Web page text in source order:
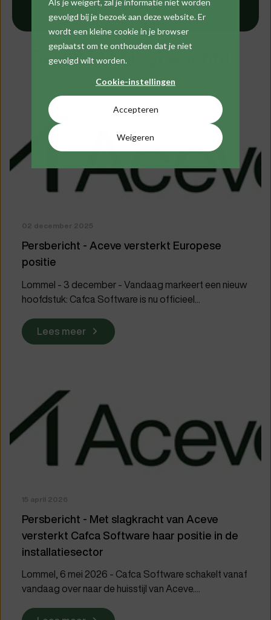
gevolgd bij je bezoek aan deze website. Er
wordt een kleine cookie in je browser
geplaatst om te onthouden dat je niet
gevolgd wilt worden.
Cookie-instellingen
Accepteren
Weigeren
Relevante blogberichten
02 december 2025
Persbericht - Aceve versterkt Europese
positie
Lommel - 3 december - Vandaag markeert een nieuw
hoofdstuk: Cafca Software is nu officieel...
Lees meer
15 april 2026
Persbericht - Met slagkracht van Aceve
versterkt Cafca Software haar positie in de
installatiesector
Lommel, 6 mei 2026 - Cafca Software schakelt vanaf
vandaag over naar de huisstijl van Aceve....